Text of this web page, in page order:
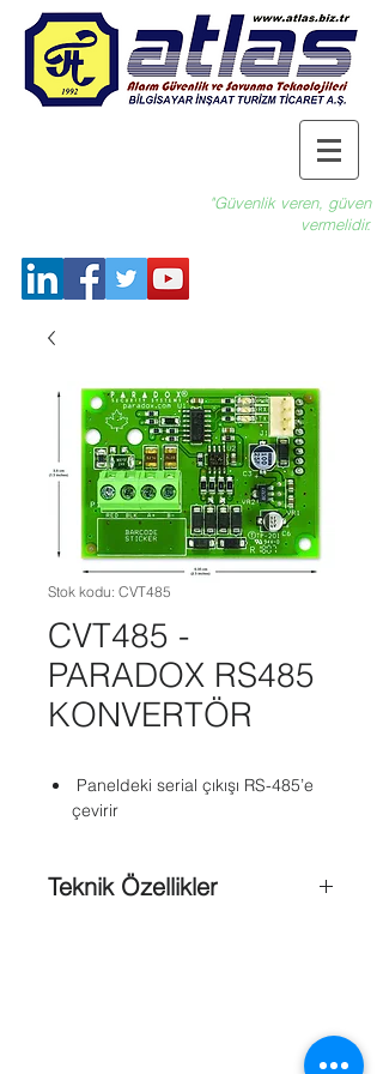
"Güvenlik veren, güven
vermelidir.
Stok kodu: CVT485
CVT485 -
PARADOX RS485
KONVERTÖR
Paneldeki serial çıkışı RS-485’e
çevirir
Teknik Özellikler